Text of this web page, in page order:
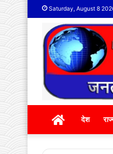
Saturday, August 8
होम देश